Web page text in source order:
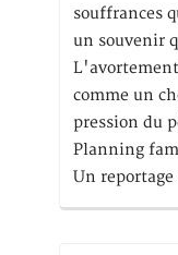
souffrances
un souvenir
comme un
pression du
Planning
Un reportage